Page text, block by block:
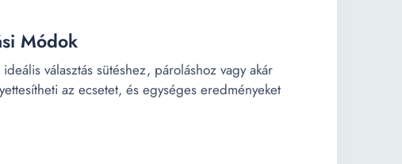
Módok
választás sütéshez, pároláshoz vagy akár
az ecsetet, és egységes eredményeket